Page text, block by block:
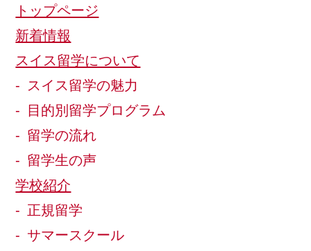
トップページ
新着情報
スイス留学について
スイス留学の魅力
目的別留学プログラム
留学の流れ
留学生の声
学校紹介
正規留学
サマースクール